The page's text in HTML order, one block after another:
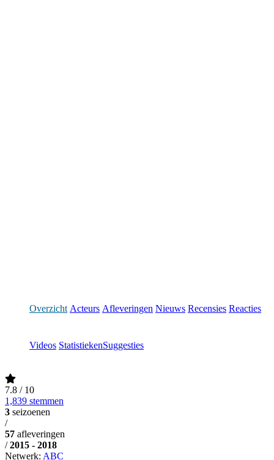
Overzicht Acteurs Afleveringen Nieuws Recensies Reacties
Videos StatistiekenSuggesties
7.8 / 10
1,839 stemmen
3 seizoenen
/
57 afleveringen
/ 2015 - 2018
Netwerk: ABC